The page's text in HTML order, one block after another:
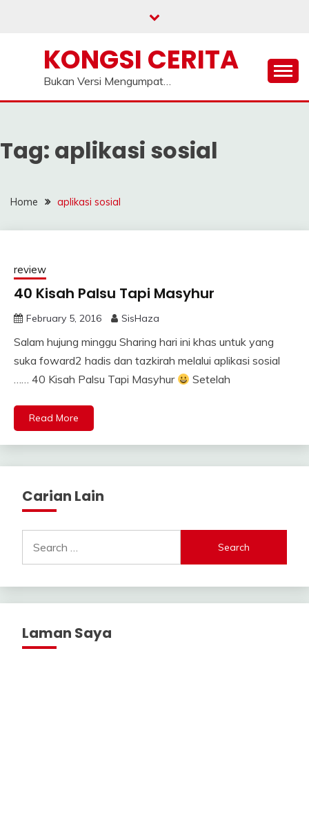
KONGSI CERITA
Bukan Versi Mengumpat…
Tag: aplikasi sosial
Home aplikasi sosial
review
40 Kisah Palsu Tapi Masyhur
February 5, 2016 SisHaza
Salam hujung minggu Sharing hari ini khas untuk yang
suka foward2 hadis dan tazkirah melalui aplikasi sosial
…… 40 Kisah Palsu Tapi Masyhur
Setelah
Read More
Carian Lain
for:
Laman Saya